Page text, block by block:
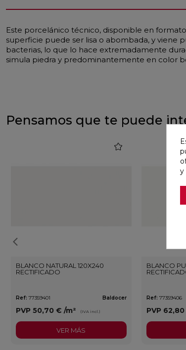
Este porcelánico técnico, disponible en
superficie puede ser lisa o abombada, y viene
bacterias, lo que lo hace extremadamente
simula piedra y predominantemente en color
Pensamos que te puede
BLANCO NATURAL 120X240
RECTIFICADO
Ref: 77359401 Baldocer
PVP 50,70 € /m² (IVA incl.)
favorite
VER MÁS
BLANCO
Ref: 77359406
PVP
y